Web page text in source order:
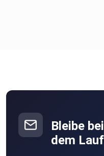
Bleibe
dem